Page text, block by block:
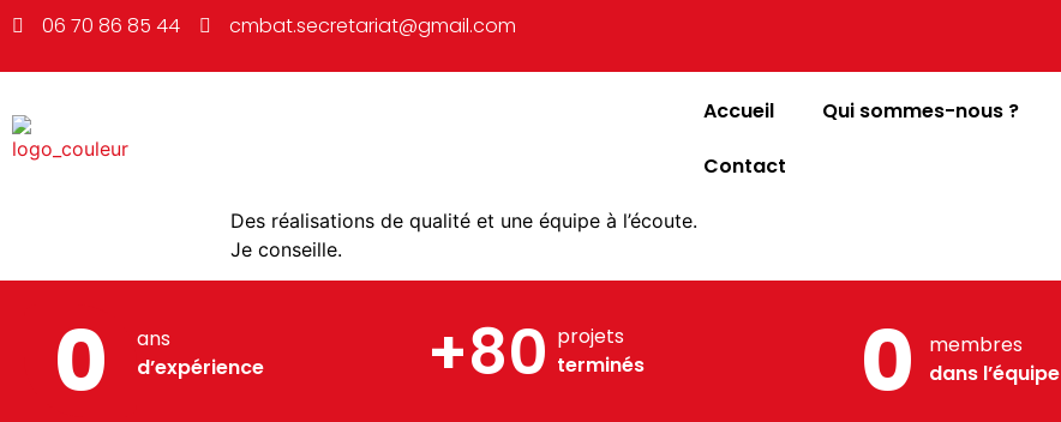
06 70 86 85 44 cmbat.secretariat@gmail.com
Accueil Qui sommes-nous ?
Contact
Des réalisations de qualité et une équipe à l’écoute.
Je conseille.
0
ans
d’expérience
+80 projets
terminés
0
membres
dans l’équipe